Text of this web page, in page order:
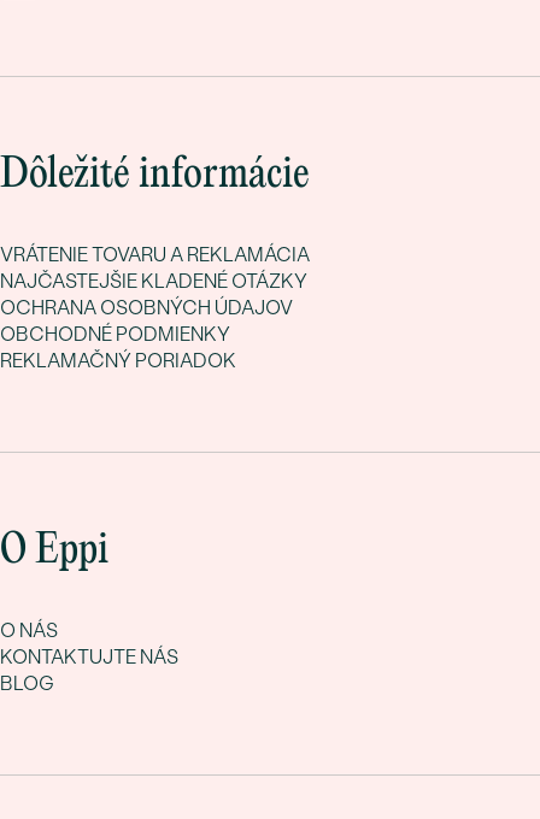
Dôležité informácie
VRÁTENIE TOVARU A REKLAMÁCIA
NAJČASTEJŠIE KLADENÉ OTÁZKY
OCHRANA OSOBNÝCH ÚDAJOV
OBCHODNÉ PODMIENKY
REKLAMAČNÝ PORIADOK
O Eppi
O NÁS
KONTAKTUJTE NÁS
BLOG